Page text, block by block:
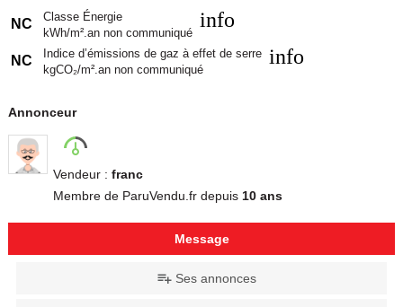
NC
Classe Énergie
kWh/m².an non communiqué
info
NC
Indice d’émissions de gaz à effet de serre
kgCO₂/m².an non communiqué
info
Annonceur
Vendeur : franc
Membre de ParuVendu.fr depuis 10 ans
Message
Ses annonces